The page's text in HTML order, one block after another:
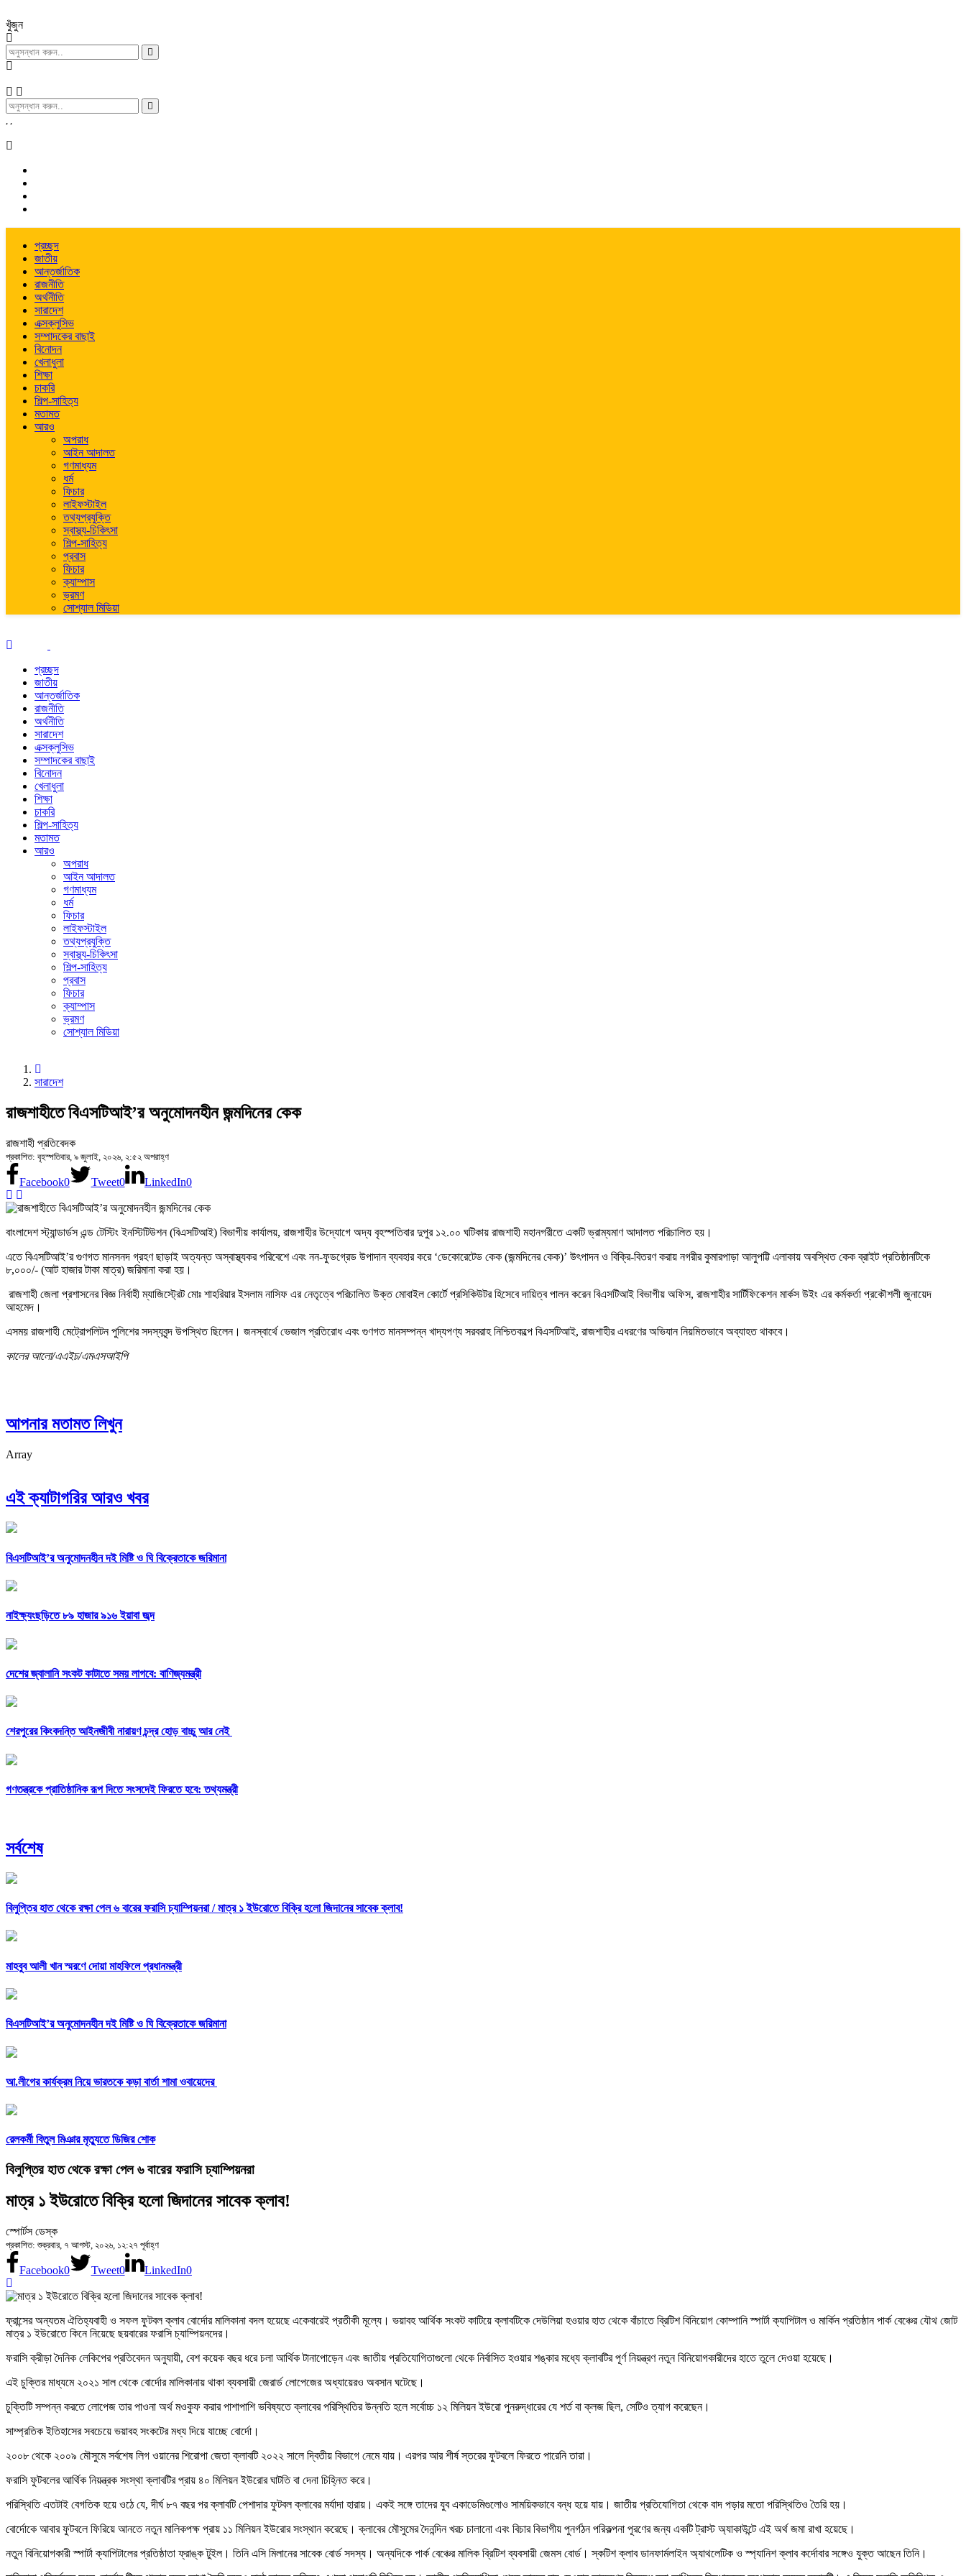
খুঁজুন
, ,
প্রচ্ছদ
জাতীয়
আন্তর্জাতিক
রাজনীতি
অর্থনীতি
সারাদেশ
এক্সক্লুসিভ
সম্পাদকের বাছাই
বিনোদন
খেলাধুলা
শিক্ষা
চাকরি
শিল্প-সাহিত্য
মতামত
আরও
অপরাধ
আইন আদালত
গণমাধ্যম
ধর্ম
ফিচার
লাইফস্টাইল
তথ্যপ্রযুক্তি
স্বাস্থ্য-চিকিৎসা
শিল্প-সাহিত্য
প্রবাস
ফিচার
ক্যাম্পাস
ভ্রমণ
সোশ্যাল মিডিয়া
প্রচ্ছদ
জাতীয়
আন্তর্জাতিক
রাজনীতি
অর্থনীতি
সারাদেশ
এক্সক্লুসিভ
সম্পাদকের বাছাই
বিনোদন
খেলাধুলা
শিক্ষা
চাকরি
শিল্প-সাহিত্য
মতামত
আরও
অপরাধ
আইন আদালত
গণমাধ্যম
ধর্ম
ফিচার
লাইফস্টাইল
তথ্যপ্রযুক্তি
স্বাস্থ্য-চিকিৎসা
শিল্প-সাহিত্য
প্রবাস
ফিচার
ক্যাম্পাস
ভ্রমণ
সোশ্যাল মিডিয়া
সারাদেশ
রাজশাহীতে বিএসটিআই’র অনুমোদনহীন জন্মদিনের কেক
রাজশাহী প্রতিবেদক
প্রকাশিত: বৃহস্পতিবার, ৯ জুলাই, ২০২৬, ২:৫২ অপরাহ্ণ
Facebook0 Tweet0 LinkedIn0
বাংলাদেশ স্ট্যান্ডার্ডস এন্ড টেস্টিং ইনস্টিটিউশন (বিএসটিআই) বিভাগীয় কার্যালয়, রাজশাহীর উদ্যোগে অদ্য বৃহস্পতিবার দুপুর ১২.০০ ঘটিকায় রাজশাহী মহানগরীতে একটি ভ্রাম্যমাণ আদালত পরিচালিত হয়।
এতে বিএসটিআই’র গুণগত মানসনদ গ্রহণ ছাড়াই অত্যন্ত অস্বাস্থ্যকর পরিবেশে এবং নন-ফুডগ্রেড উপাদান ব্যবহার করে ‘ডেকোরেটেড কেক (জন্মদিনের কেক)’ উৎপাদন ও বিক্রি-বিতরণ করায় নগরীর কুমারপাড়া আলুপট্টি এলাকায় অবস্থিত কেক ব্রাইট প্রতিষ্ঠানটিকে
৮,০০০/- (আট হাজার টাকা মাত্র) জরিমানা করা হয়।
রাজশাহী জেলা প্রশাসনের বিজ্ঞ নির্বাহী ম্যাজিস্ট্রেট মোঃ শাহরিয়ার ইসলাম নাসিফ এর নেতৃত্বে পরিচালিত উক্ত মোবাইল কোর্টে প্রসিকিউটর হিসেবে দায়িত্ব পালন করেন বিএসটিআই বিভাগীয় অফিস, রাজশাহীর সার্টিফিকেশন মার্কস উইং এর কর্মকর্তা প্রকৌশলী জুনায়েদ
আহমেদ।
এসময় রাজশাহী মেট্রোপলিটন পুলিশের সদস্যবৃন্দ উপস্থিত ছিলেন। জনস্বার্থে ভেজাল প্রতিরোধ এবং গুণগত মানসম্পন্ন খাদ্যপণ্য সরবরাহ নিশ্চিতকল্পে বিএসটিআই, রাজশাহীর এধরণের অভিযান নিয়মিতভাবে অব্যাহত থাকবে।
কালের আলো/এএইচ/এমএসআইপি
আপনার মতামত লিখুন
Array
এই ক্যাটাগরির আরও খবর
বিএসটিআই’র অনুমোদনহীন দই মিষ্টি ও ঘি বিক্রেতাকে জরিমানা
নাইক্ষ্যংছড়িতে ৮৯ হাজার ৯১৬ ইয়াবা জব্দ
দেশের জ্বালানি সংকট কাটাতে সময় লাগবে: বাণিজ্যমন্ত্রী
শেরপুরের কিংবদন্তি আইনজীবী নারায়ণ চন্দ্র হোড় বাচ্চু আর নেই
গণতন্ত্রকে প্রাতিষ্ঠানিক রূপ দিতে সংসদেই ফিরতে হবে: তথ্যমন্ত্রী
সর্বশেষ
বিলুপ্তির হাত থেকে রক্ষা পেল ৬ বারের ফরাসি চ্যাম্পিয়নরা /মাত্র ১ ইউরোতে বিক্রি হলো জিদানের সাবেক ক্লাব!
মাহবুব আলী খান স্মরণে দোয়া মাহফিলে প্রধানমন্ত্রী
বিএসটিআই’র অনুমোদনহীন দই মিষ্টি ও ঘি বিক্রেতাকে জরিমানা
আ.লীগের কার্যক্রম নিয়ে ভারতকে কড়া বার্তা শামা ওবায়েদের
রেলকর্মী বিতুল মিঞার মৃত্যুতে ডিজির শোক
বিলুপ্তির হাত থেকে রক্ষা পেল ৬ বারের ফরাসি চ্যাম্পিয়নরা
মাত্র ১ ইউরোতে বিক্রি হলো জিদানের সাবেক ক্লাব!
স্পোর্টস ডেস্ক
প্রকাশিত: শুক্রবার, ৭ আগস্ট, ২০২৬, ১২:২৭ পূর্বাহ্ণ
Facebook0 Tweet0 LinkedIn0
ফ্রান্সের অন্যতম ঐতিহ্যবাহী ও সফল ফুটবল ক্লাব বোর্দোর মালিকানা বদল হয়েছে একেবারেই প্রতীকী মূল্যে। ভয়াবহ আর্থিক সংকট কাটিয়ে ক্লাবটিকে দেউলিয়া হওয়ার হাত থেকে বাঁচাতে ব্রিটিশ বিনিয়োগ কোম্পানি স্পার্টা ক্যাপিটাল ও মার্কিন প্রতিষ্ঠান পার্ক বেঞ্চের যৌথ জোট
মাত্র ১ ইউরোতে কিনে নিয়েছে ছয়বারের ফরাসি চ্যাম্পিয়নদের।
ফরাসি ক্রীড়া দৈনিক লেকিপের প্রতিবেদন অনুযায়ী, বেশ কয়েক বছর ধরে চলা আর্থিক টানাপোড়েন এবং জাতীয় প্রতিযোগিতাগুলো থেকে নির্বাসিত হওয়ার শঙ্কার মধ্যে ক্লাবটির পূর্ণ নিয়ন্ত্রণ নতুন বিনিয়োগকারীদের হাতে তুলে দেওয়া হয়েছে।
এই চুক্তির মাধ্যমে ২০২১ সাল থেকে বোর্দোর মালিকানায় থাকা ব্যবসায়ী জেরার্ড লোপেজের অধ্যায়েরও অবসান ঘটেছে।
চুক্তিটি সম্পন্ন করতে লোপেজ তার পাওনা অর্থ মওকুফ করার পাশাপাশি ভবিষ্যতে ক্লাবের পরিস্থিতির উন্নতি হলে সর্বোচ্চ ১২ মিলিয়ন ইউরো পুনরুদ্ধারের যে শর্ত বা ক্লজ ছিল, সেটিও ত্যাগ করেছেন।
সাম্প্রতিক ইতিহাসের সবচেয়ে ভয়াবহ সংকটের মধ্য দিয়ে যাচ্ছে বোর্দো।
২০০৮ থেকে ২০০৯ মৌসুমে সর্বশেষ লিগ ওয়ানের শিরোপা জেতা ক্লাবটি ২০২২ সালে দ্বিতীয় বিভাগে নেমে যায়। এরপর আর শীর্ষ স্তরের ফুটবলে ফিরতে পারেনি তারা।
ফরাসি ফুটবলের আর্থিক নিয়ন্ত্রক সংস্থা ক্লাবটির প্রায় ৪০ মিলিয়ন ইউরোর ঘাটতি বা দেনা চিহ্নিত করে।
পরিস্থিতি এতটাই বেগতিক হয়ে ওঠে যে, দীর্ঘ ৮৭ বছর পর ক্লাবটি পেশাদার ফুটবল ক্লাবের মর্যাদা হারায়। একই সঙ্গে তাদের যুব একাডেমিগুলোও সাময়িকভাবে বন্ধ হয়ে যায়। জাতীয় প্রতিযোগিতা থেকে বাদ পড়ার মতো পরিস্থিতিও তৈরি হয়।
বোর্দোকে আবার ফুটবলে ফিরিয়ে আনতে নতুন মালিকপক্ষ প্রায় ১১ মিলিয়ন ইউরোর সংস্থান করেছে। ক্লাবের মৌসুমের দৈনন্দিন খরচ চালানো এবং বিচার বিভাগীয় পুনর্গঠন পরিকল্পনা পূরণের জন্য একটি ট্রাস্ট অ্যাকাউন্টে এই অর্থ জমা রাখা হয়েছে।
নতুন বিনিয়োগকারী স্পার্টা ক্যাপিটালের প্রতিষ্ঠাতা ফ্রাঙ্ক টুইল। তিনি এসি মিলানের সাবেক বোর্ড সদস্য। অন্যদিকে পার্ক বেঞ্চের মালিক ব্রিটিশ ব্যবসায়ী জেমস বোর্ড। স্কটিশ ক্লাব ডানফার্মলাইন অ্যাথলেটিক ও স্প্যানিশ ক্লাব কর্দোবার সঙ্গেও যুক্ত আছেন তিনি।